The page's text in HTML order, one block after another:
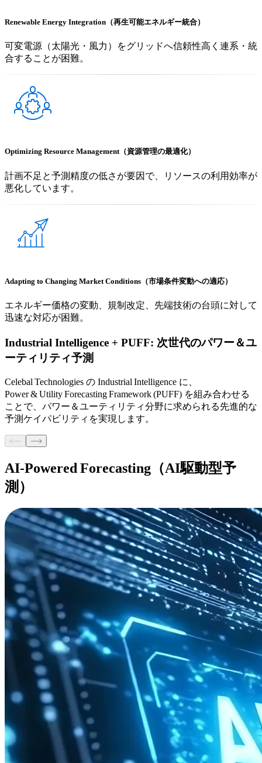
Renewable Energy Integration（再生可能エネルギー統合）
可変電源（太陽光・風力）をグリッドへ信頼性高く連系・統
合することが困難。
Optimizing Resource Management（資源管理の最適化）
計画不足と予測精度の低さが要因で、リソースの利用効率が
悪化しています。
Adapting to Changing Market Conditions（市場条件変動への適応）
エネルギー価格の変動、規制改定、先端技術の台頭に対して
迅速な対応が困難。
Industrial Intelligence + PUFF: 次世代のパワー＆ユ
ーティリティ予測
Celebal Technologies の Industrial Intelligence に、
Power & Utility Forecasting Framework (PUFF) を組み合わせる
ことで、パワー＆ユーティリティ分野に求められる先進的な
予測ケイパビリティを実現します。
AI‑Powered Forecasting（AI駆動型予
測）